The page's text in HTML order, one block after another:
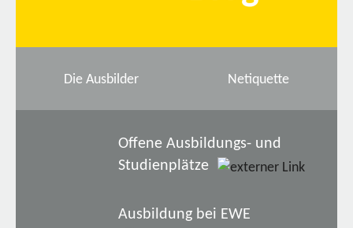
Die Ausbilder Netiquette
Offene Ausbildungs- und
Studienplätze
Ausbildung bei EWE